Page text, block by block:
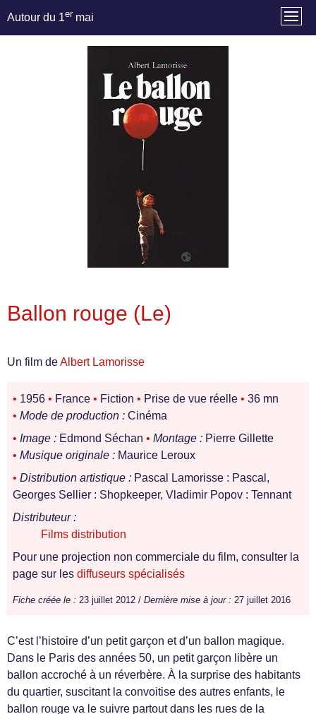
Autour du 1er mai
Ballon rouge (Le)
Un film deAlbert Lamorisse
• 1956 • France • Fiction • Prise de vue réelle • 36 mn
• Mode de production : Cinéma
• Image : Edmond Séchan • Montage : Pierre Gillette
• Musique originale : Maurice Leroux
• Distribution artistique : Pascal Lamorisse : Pascal,
Georges Sellier : Shopkeeper, Vladimir Popov : Tennant
Distributeur :
Films distribution
Pour une projection non commerciale du film, consulter la
page sur les diffuseurs spécialisés
Fiche créée le : 23 juillet 2012 / Dernière mise à jour : 27 juillet 2016
C’est l’histoire d’un petit garçon et d’un ballon magique.
Dans le Paris des années 50, un petit garçon libère un
ballon accroché à un réverbère. À la surprise des habitants
du quartier, suscitant la convoitise des autres enfants, le
ballon rouge va le suivre partout dans les rues de la